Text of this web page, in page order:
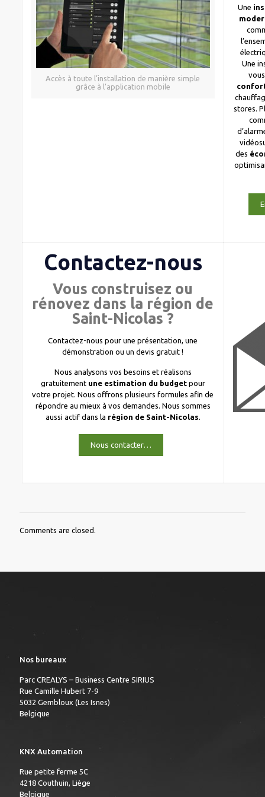
Accès à toute l’installation de manière simple
grâce à l’application mobile
Une
Une
stores.
des
Contactez-nous
Vous construisez ou
rénovez dans la région de
Saint-Nicolas ?
Contactez-nous pour une présentation, une
démonstration ou un devis gratuit !
Nous analysons vos besoins et réalisons
gratuitement une estimation du budgetpour
votre projet. Nous offrons plusieurs formules afin de
répondre au mieux à vos demandes. Nous sommes
aussi actif dans la région de Saint-Nicolas.
Nous contacter…
Comments are closed.
Nos bureaux
Parc CREALYS – Business Centre SIRIUS
Rue Camille Hubert 7-9
5032 Gembloux (Les Isnes)
Belgique
KNX Automation
Rue petite ferme 5C
4218 Couthuin, Liège
Belgique